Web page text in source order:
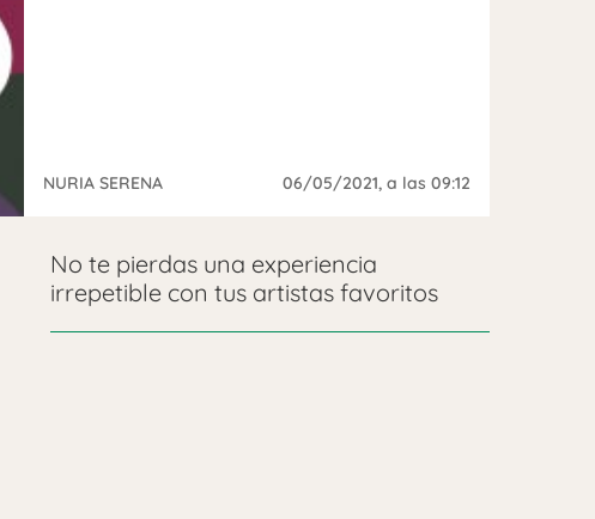
NURIA SERENA 06/05/2021, a las 09:12
No te pierdas una experiencia
irrepetible con tus artistas favoritos